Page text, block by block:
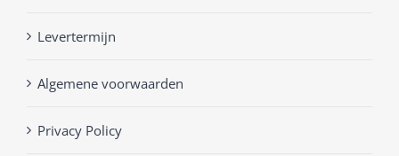
Levertermijn
Algemene voorwaarden
Privacy Policy